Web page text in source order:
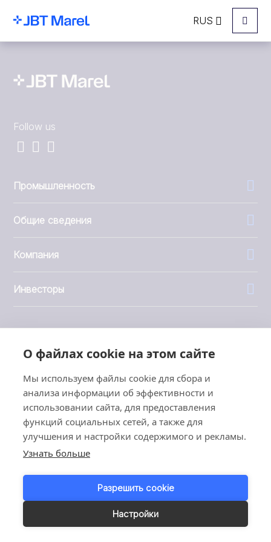
О файлах cookie на этом сайте
Мы используем файлы cookie для сбора и
анализа информации об эффективности и
использовании сайта, для предоставления
функций социальных сетей, а также для
улучшения и настройки содержимого и рекламы.
Узнать больше
Разрешить cookie
Настройки
RUS Menu
Follow us
Промышленность
Общие сведения
Компания
Инвесторы
1999 - 2026 © JBT Marel
Условия эксплуатации
Политика конфиденциальности
Customer Personal Data Protection Terms